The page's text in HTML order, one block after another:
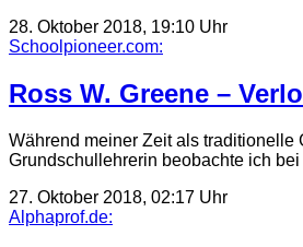
28. Oktober 2018, 19:10 Uhr
Schoolpioneer.com:
Ross W. Greene –
Während meiner Zeit als traditionelle
Grundschullehrerin beobachte ich
27. Oktober 2018, 02:17 Uhr
Alphaprof.de: